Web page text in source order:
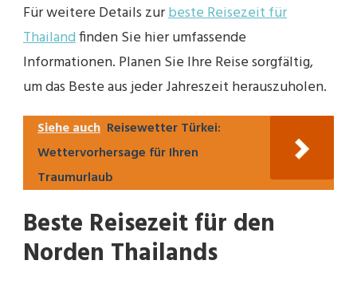
Für weitere Details zurbeste Reisezeit für
Thailandfinden Sie hier umfassende
Informationen. Planen Sie Ihre Reise sorgfältig,
um das Beste aus jeder Jahreszeit herauszuholen.
Siehe auch Reisewetter Türkei:
Wettervorhersage für Ihren
Traumurlaub
Beste Reisezeit für den
Norden Thailands